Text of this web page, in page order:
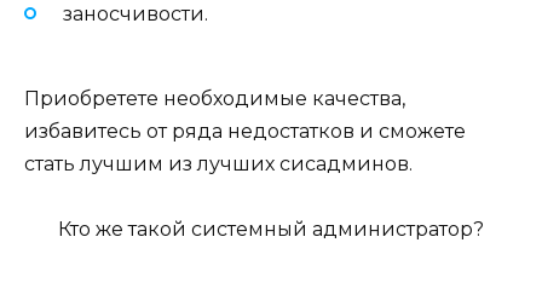
заносчивости.
Приобретете необходимые качества,
избавитесь от ряда недостатков и сможете
стать лучшим из лучших сисадминов.
Кто же такой системный администратор?